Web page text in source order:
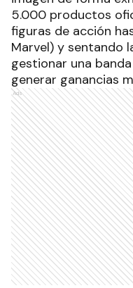
5.000 productos
figuras de acción
Marvel) y sentando
gestionar una
generar ganancias
Ads